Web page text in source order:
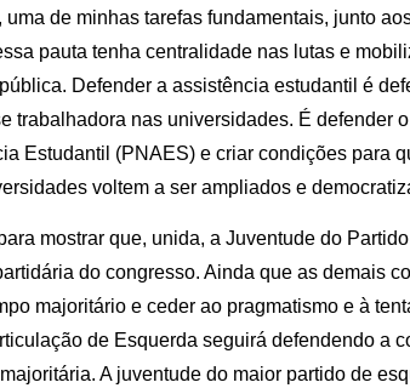
de minhas tarefas fundamentais, junto
pauta tenha centralidade nas lutas e
Defender a assistência estudantil é
trabalhadora nas universidades. É defender
Estudantil (PNAES) e criar condições para
voltem a ser ampliados e
mostrar que, unida, a Juventude do
do congresso. Ainda que as demais
majoritário e ceder ao pragmatismo e à
de Esquerda seguirá defendendo a
A juventude do maior partido de